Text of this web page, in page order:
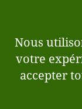
Navigation
l’article
PRÉCÉDENT
Article
précédent :
Travaux
bovins,
de bovins